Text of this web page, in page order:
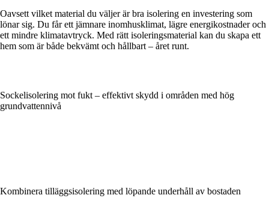
Oavsett vilket material du väljer är bra isolering en investering som
lönar sig. Du får ett jämnare inomhusklimat, lägre energikostnader och
ett mindre klimatavtryck. Med rätt isoleringsmaterial kan du skapa ett
hem som är både bekvämt och hållbart – året runt.
Sockelisolering mot fukt – effektivt skydd i områden med hög
grundvattennivå
Kombinera tilläggsisolering med löpande underhåll av bostaden